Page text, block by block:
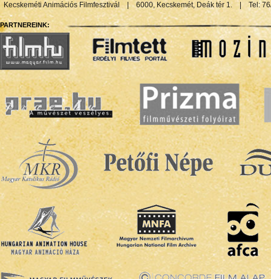
Kecskeméti Animációs Filmfesztivál | 6000, Kecskemét, Deák tér 1. Tel:
PARTNEREINK: